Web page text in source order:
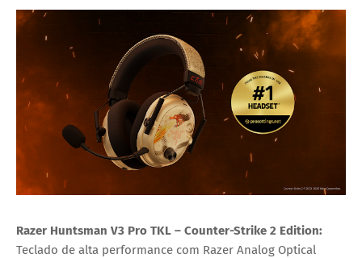
Razer Huntsman V3 Pro TKL – Counter-Strike 2 Edition:
Teclado de alta performance com Razer Analog Optical